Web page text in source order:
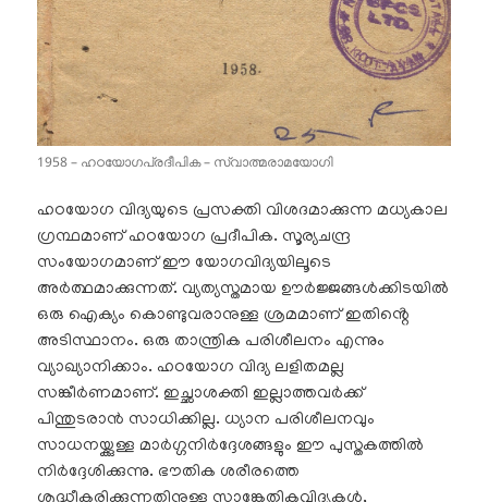
1958 – ഹഠയോഗപ്രദീപിക – സ്വാത്മരാമയോഗി
ഹഠയോഗ വിദ്യയുടെ പ്രസക്തി വിശദമാക്കുന്ന മധ്യകാല
ഗ്രന്ഥമാണ് ഹഠയോഗ പ്രദീപിക. സൂര്യചന്ദ്ര
സംയോഗമാണ് ഈ യോഗവിദ്യയിലൂടെ
അർത്ഥമാക്കുന്നത്. വ്യത്യസ്തമായ ഊർജ്ജങ്ങൾക്കിടയിൽ
ഒരു ഐക്യം കൊണ്ടുവരാനുള്ള ശ്രമമാണ് ഇതിൻ്റെ
അടിസ്ഥാനം. ഒരു താന്ത്രിക പരിശീലനം എന്നും
വ്യാഖ്യാനിക്കാം. ഹഠയോഗ വിദ്യ ലളിതമല്ല
സങ്കീർണമാണ്. ഇച്ഛാശക്തി ഇല്ലാത്തവർക്ക്
പിന്തുടരാൻ സാധിക്കില്ല. ധ്യാന പരിശീലനവും
സാധനയ്ക്കുള്ള മാർഗ്ഗനിർദ്ദേശങ്ങളും ഈ പുസ്തകത്തിൽ
നിർദ്ദേശിക്കുന്നു. ഭൗതിക ശരീരത്തെ